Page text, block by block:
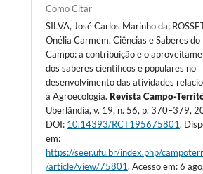
Como Citar
SILVA, José Carlos Marinho da;
Onélia Carmem. Ciências e Saberes do
Campo: a contribuição e o
dos saberes científicos e populares no
desenvolvimento das atividades
à Agroecologia.Revista Campo-
Uberlândia, v. 19, n. 56, p. 370–379,
DOI: 10.14393/RCT195675801.
em:
https://seer.ufu.br/index.php/
/article/view/75801. Acesso em: 6 ago.